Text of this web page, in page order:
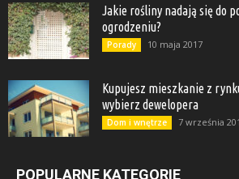
Jakie rośliny nadają się do
ogrodzeniu?
Porady 10 maja 2017
Kupujesz mieszkanie z
wybierz dewelopera
Dom i wnętrze 7 września
POPULARNE KATEGORIE